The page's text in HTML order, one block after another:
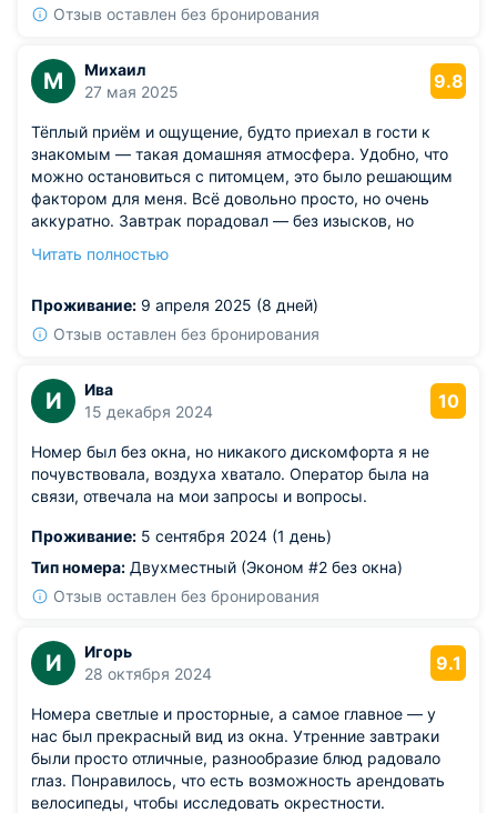
Отзыв оставлен без бронирования
М
Михаил
27 мая 2025
9.8
Тёплый приём и ощущение, будто приехал в гости к
знакомым — такая домашняя атмосфера. Удобно, что
можно остановиться с питомцем, это было решающим
фактором для меня. Всё довольно просто, но очень
аккуратно. Завтрак порадовал — без изысков, но
тихо. Никакого официоза, всё по-доброму и по-
Из недостатков: немного больше света в комнате не
помешало бы.
Читать полностью
Проживание: 9 апреля 2025 (8 дней)
Отзыв оставлен без бронирования
И
Ива
15 декабря 2024
10
Номер был без окна, но никакого дискомфорта я не
почувствовала, воздуха хватало. Оператор была на
связи, отвечала на мои запросы и вопросы.
Проживание: 5 сентября 2024 (1 день)
Тип номера: Двухместный (Эконом #2 без окна)
Отзыв оставлен без бронирования
И
Игорь
28 октября 2024
9.1
Номера светлые и просторные, а самое главное — у
нас был прекрасный вид из окна. Утренние завтраки
были просто отличные, разнообразие блюд радовало
глаз. Понравилось, что есть возможность арендовать
велосипеды, чтобы исследовать окрестности.